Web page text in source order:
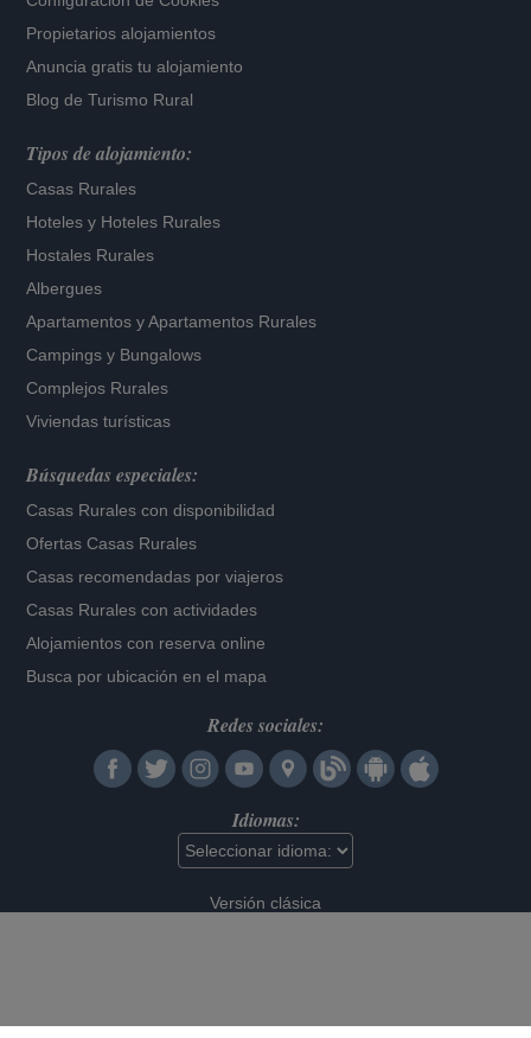
Propietarios alojamientos
Anuncia gratis tu alojamiento
Blog de Turismo Rural
Tipos de alojamiento:
Casas Rurales
Hoteles y Hoteles Rurales
Hostales Rurales
Albergues
Apartamentos yApartamentos Rurales
Campings y Bungalows
Complejos Rurales
Viviendas turísticas
Búsquedas especiales:
Casas Rurales con disponibilidad
Ofertas Casas Rurales
Casas recomendadas por viajeros
Casas Rurales con actividades
Alojamientos con reserva online
Busca por ubicación en el mapa
Redes sociales:
Idiomas:
Versión clásica